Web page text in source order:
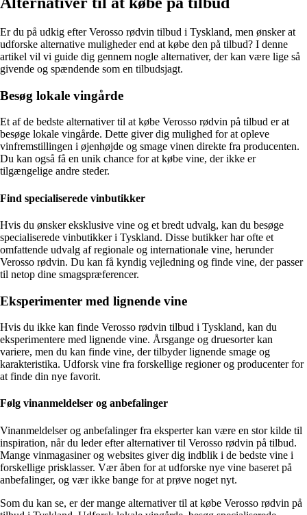
Er du på udkig efter Verosso rødvin tilbud i Tyskland, men ønsker at
udforske alternative muligheder end at købe den på tilbud? I denne
artikel vil vi guide dig gennem nogle alternativer, der kan være lige så
givende og spændende som en tilbudsjagt.
Besøg lokale vingårde
Et af de bedste alternativer til at købe Verosso rødvin på tilbud er at
besøge lokale vingårde. Dette giver dig mulighed for at opleve
vinfremstillingen i øjenhøjde og smage vinen direkte fra producenten.
Du kan også få en unik chance for at købe vine, der ikke er
tilgængelige andre steder.
Find specialiserede vinbutikker
Hvis du ønsker eksklusive vine og et bredt udvalg, kan du besøge
specialiserede vinbutikker i Tyskland. Disse butikker har ofte et
omfattende udvalg af regionale og internationale vine, herunder
Verosso rødvin. Du kan få kyndig vejledning og finde vine, der passer
til netop dine smagspræferencer.
Eksperimenter med lignende vine
Hvis du ikke kan finde Verosso rødvin tilbud i Tyskland, kan du
eksperimentere med lignende vine. Årsgange og druesorter kan
variere, men du kan finde vine, der tilbyder lignende smage og
karakteristika. Udforsk vine fra forskellige regioner og producenter for
at finde din nye favorit.
Følg vinanmeldelser og anbefalinger
Vinanmeldelser og anbefalinger fra eksperter kan være en stor kilde til
inspiration, når du leder efter alternativer til Verosso rødvin på tilbud.
Mange vinmagasiner og websites giver dig indblik i de bedste vine i
forskellige prisklasser. Vær åben for at udforske nye vine baseret på
anbefalinger, og vær ikke bange for at prøve noget nyt.
Som du kan se, er der mange alternativer til at købe Verosso rødvin på